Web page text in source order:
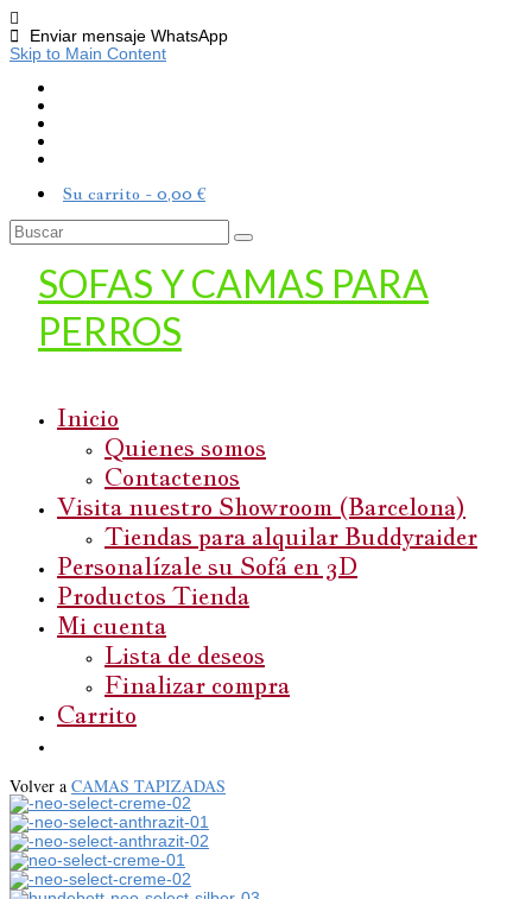
Enviar mensaje WhatsApp
Skip to Main Content
Su carrito - 0,00 €
Buscar
por:
SOFAS Y CAMAS PARA
PERROS
Inicio
Quienes somos
Contactenos
Visita nuestro Showroom (Barcelona)
Tiendas para alquilar Buddyraider
Personalízale su Sofá en 3D
Productos Tienda
Mi cuenta
Lista de deseos
Finalizar compra
Carrito
Volver a CAMAS TAPIZADAS